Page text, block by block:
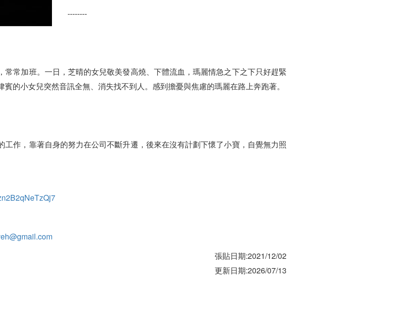
--------
常常加班。一日，芝晴的女兒敬美發高燒、下體流血，瑪麗情急之下之下只好趕緊
的小女兒突然音訊全無、消失找不到人。感到擔憂與焦慮的瑪麗在路上奔跑著。
工作，靠著自身的努力在公司不斷升遷，後來在沒有計劃下懷了小寶，自覺無力照
張貼日期:2021/12/02
更新日期:2026/07/13